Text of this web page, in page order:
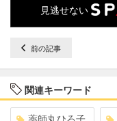
見逃せない
前の記事
関連キーワード
薬師丸ひろ子